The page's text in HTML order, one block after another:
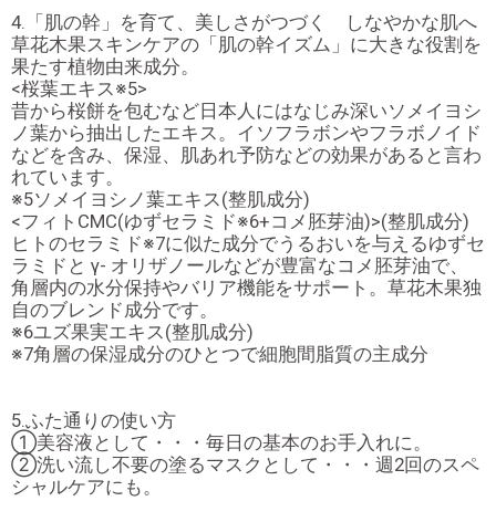
4.「肌の幹」を育て、美しさがつづく しなやかな肌へ
草花木果スキンケアの「肌の幹イズム」に大きな役割を
果たす植物由来成分。
<桜葉エキス※5>
昔から桜餅を包むなど日本人にはなじみ深いソメイヨシ
ノ葉から抽出したエキス。イソフラボンやフラボノイド
などを含み、保湿、肌あれ予防などの効果があると言わ
れています。
※5ソメイヨシノ葉エキス(整肌成分)
<フィトCMC(ゆずセラミド※6+コメ胚芽油)>(整肌成分)
ヒトのセラミド※7に似た成分でうるおいを与えるゆずセ
ラミドと γ- オリザノールなどが豊富なコメ胚芽油で、
角層内の水分保持やバリア機能をサポート。草花木果独
自のブレンド成分です。
※6ユズ果実エキス(整肌成分)
※7角層の保湿成分のひとつで細胞間脂質の主成分
5.ふた通りの使い方
①美容液として・・・毎日の基本のお手入れに。
②洗い流し不要の塗るマスクとして・・・週2回のスペ
シャルケアにも。